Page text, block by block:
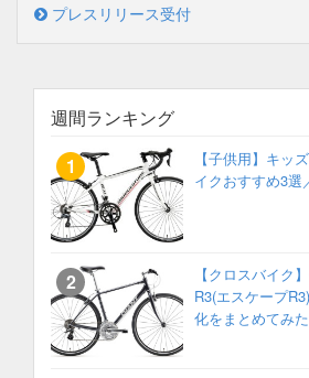
プレスリリース受付
週間ランキング
【子供用】キッ
イクおすすめ3選
【クロスバイク
R3(エスケープ
化をまとめてみ